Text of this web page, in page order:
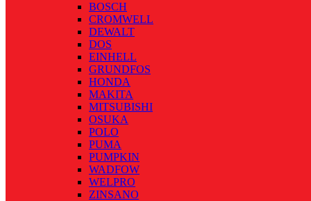
BOSCH
CROMWELL
DEWALT
DOS
EINHELL
GRUNDFOS
HONDA
MAKITA
MITSUBISHI
OSUKA
POLO
PUMA
PUMPKIN
WADFOW
WELPRO
ZINSANO